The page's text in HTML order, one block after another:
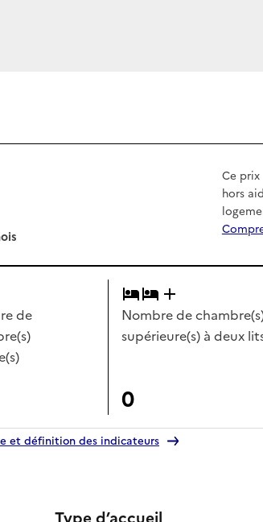
Ce prix
hors
de
Nombre de
supérieure(s) à deux
0
et définition des indicateurs
Type d’accueil